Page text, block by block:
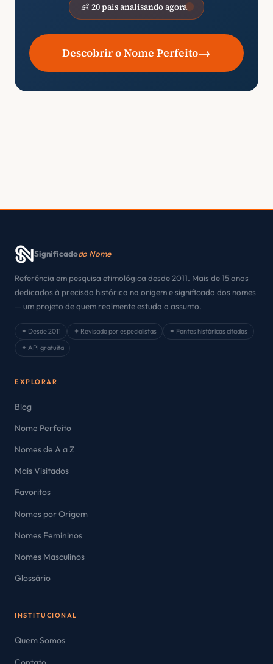
👶 20 pais analisando agora
Descobrir o Nome Perfeito→
Significadodo Nome
Referência em pesquisa etimológica desde 2011. Mais de 15 anos
dedicados à precisão histórica na origem e significado dos nomes
— um projeto de quem realmente estuda o assunto.
✦ Desde 2011 ✦ Revisado por especialistas
✦ Fontes históricas citadas
✦ API gratuita
EXPLORAR
Blog
Nome Perfeito
Nomes de A a Z
Mais Visitados
Favoritos
Nomes por Origem
Nomes Femininos
Nomes Masculinos
Glossário
INSTITUCIONAL
Quem Somos